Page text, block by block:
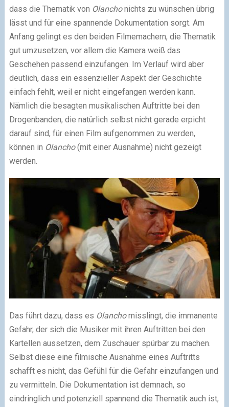
dass die Thematik von Olanchonichts zu wünschen übrig
lässt und für eine spannende Dokumentation sorgt. Am
Anfang gelingt es den beiden Filmemachern, die Thematik
gut umzusetzen, vor allem die Kamera weiß das
Geschehen passend einzufangen. Im Verlauf wird aber
deutlich, dass ein essenzieller Aspekt der Geschichte
einfach fehlt, weil er nicht eingefangen werden kann.
Nämlich die besagten musikalischen Auftritte bei den
Drogenbanden, die natürlich selbst nicht gerade erpicht
darauf sind, für einen Film aufgenommen zu werden,
können in Olancho(mit einer Ausnahme) nicht gezeigt
werden.
Das führt dazu, dass es Olanchomisslingt, die immanente
Gefahr, der sich die Musiker mit ihren Auftritten bei den
Kartellen aussetzen, dem Zuschauer spürbar zu machen.
Selbst diese eine filmische Ausnahme eines Auftritts
schafft es nicht, das Gefühl für die Gefahr einzufangen und
zu vermitteln. Die Dokumentation ist demnach, so
eindringlich und potenziell spannend die Thematik auch ist,